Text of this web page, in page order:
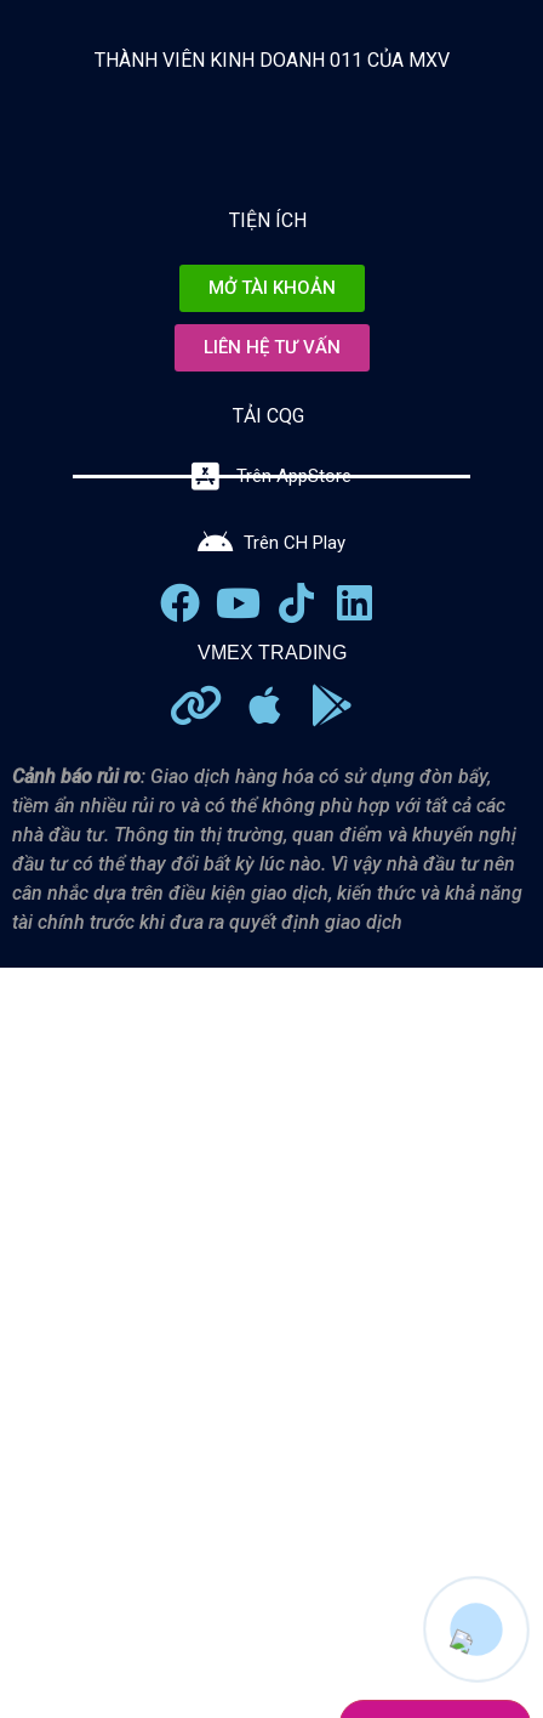
THÀNH VIÊN KINH DOANH 011 CỦA MXV
TIỆN ÍCH
MỞ TÀI KHOẢN
LIÊN HỆ TƯ VẤN
TẢI CQG
Trên AppStore
Trên CH Play
VMEX TRADING
Cảnh báo rủi ro: Giao dịch hàng hóa có sử dụng đòn bẩy,
tiềm ẩn nhiều rủi ro và có thể không phù hợp với tất cả các
nhà đầu tư. Thông tin thị trường, quan điểm và khuyến nghị
đầu tư có thể thay đổi bất kỳ lúc nào. Vì vậy nhà đầu tư nên
cân nhắc dựa trên điều kiện giao dịch, kiến thức và khả năng
tài chính trước khi đưa ra quyết định giao dịch